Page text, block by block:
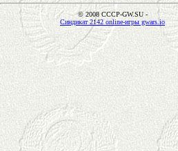
© 2008 CCCP-GW.SU -
Синдикат 2142 online-игры gwars.io